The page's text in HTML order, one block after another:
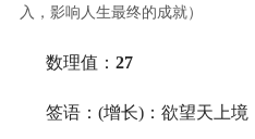
入，影响人生最终的成就）
数理值： 27
签语：(增长)：欲望天上境